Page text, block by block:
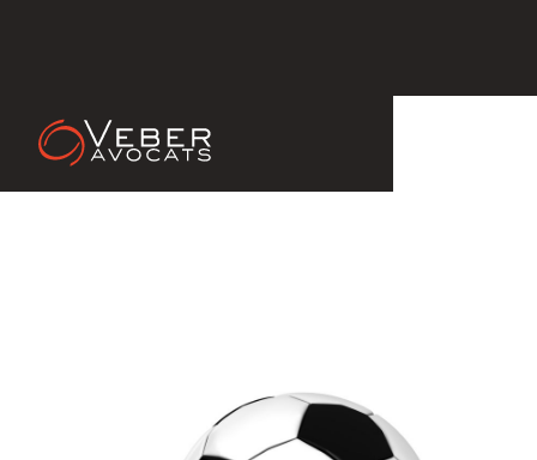
Elaboration d’un registre mondial